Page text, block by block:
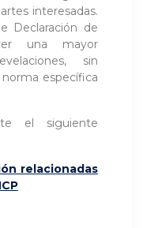
interesadas.
Declaración de
una mayor
sin
específica
el siguiente
relacionadas